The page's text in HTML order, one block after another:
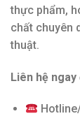
thực phẩm,
chất chuyên
thuật.
Liên hệ